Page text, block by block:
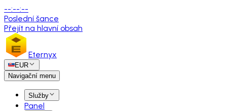
--:--:--
Poslední šance
Přejít na hlavní obsah
Eternyx
EUR
Navigační menu
Služby
Panel